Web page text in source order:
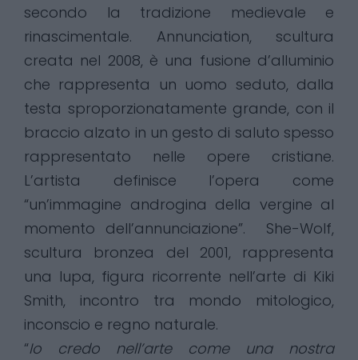
secondo la tradizione medievale e
rinascimentale. Annunciation, scultura
creata nel 2008, è una fusione d’alluminio
che rappresenta un uomo seduto, dalla
testa sproporzionatamente grande, con il
braccio alzato in un gesto di saluto spesso
rappresentato nelle opere cristiane.
L’artista definisce l’opera come
“un’immagine androgina della vergine al
momento dell’annunciazione”. She-Wolf,
scultura bronzea del 2001, rappresenta
una lupa, figura ricorrente nell’arte di Kiki
Smith, incontro tra mondo mitologico,
inconscio e regno naturale.
“Io credo nell’arte come una nostra